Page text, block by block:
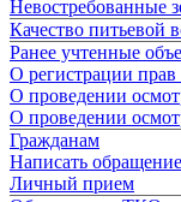
Невостребованные
Качество питьевой
Ранее учтенные
О регистрации
О проведении
О проведении
Гражданам
Написать обращение
Личный прием